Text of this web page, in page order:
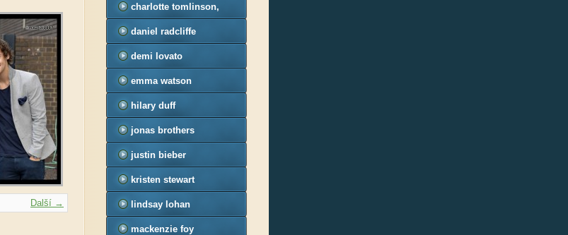
Další →
charlotte tomlinson,
felicite tomlinson
daniel radcliffe
demi lovato
emma watson
hilary duff
jonas brothers
justin bieber
kristen stewart
lindsay lohan
mackenzie foy